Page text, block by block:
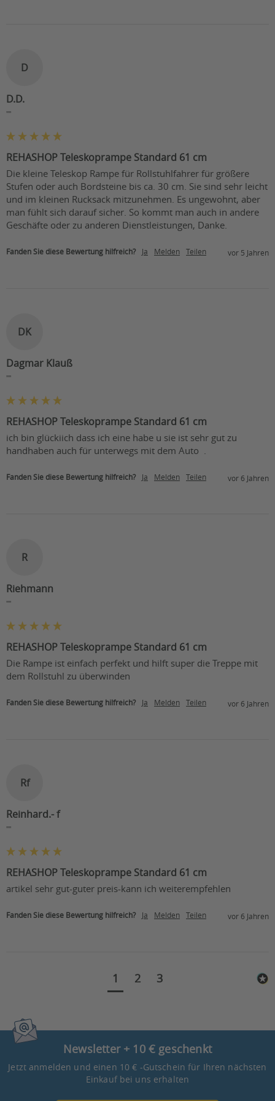
D
D.D.
""
REHASHOP Teleskoprampe Standard 61 cm
Die kleine Teleskop Rampe für Rollstuhlfahrer für größere
Stufen oder auch Bordsteine bis ca. 30 cm. Sie sind sehr leicht
und im kleinen Rucksack mitzunehmen. Es ungewohnt, aber
man fühlt sich darauf sicher. So kommt man auch in andere
Geschäfte oder zu anderen Dienstleistungen, Danke.
Fanden Sie diese Bewertung hilfreich? Ja Melden Teilen vor 5 Jahren
DK
Dagmar Klauß
""
REHASHOP Teleskoprampe Standard 61 cm
ich bin glückiich dass ich eine habe u sie ist sehr gut zu
handhaben auch für unterwegs mit dem Auto  .
Fanden Sie diese Bewertung hilfreich? Ja Melden Teilen vor 6 Jahren
R
Riehmann
""
REHASHOP Teleskoprampe Standard 61 cm
Die Rampe ist einfach perfekt und hilft super die Treppe mit
dem Rollstuhl zu überwinden
Fanden Sie diese Bewertung hilfreich? Ja Melden Teilen vor 6 Jahren
Rf
Reinhard.- f
""
REHASHOP Teleskoprampe Standard 61 cm
artikel sehr gut-guter preis-kann ich weiterempfehlen
Fanden Sie diese Bewertung hilfreich? Ja Melden Teilen vor 6 Jahren
1 2 3
Newsletter + 10 € geschenkt
Jetzt anmelden und einen 10 € -Gutschein für Ihren nächsten
Einkauf bei uns erhalten